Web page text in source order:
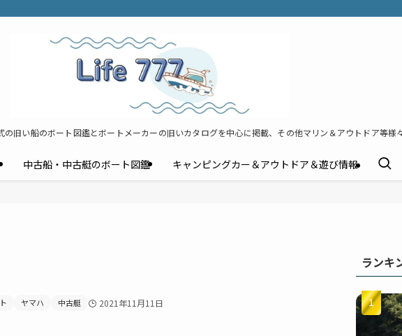
の旧い船のボート図鑑とボートメーカーの旧いカタログを中心に掲載、その他マリン＆アウトドア等様
中古船・中古艇のボート図鑑 キャンピングカー＆アウトドア＆遊び情報
ヤマハ 中古艇 2021年11月11日
ランキ